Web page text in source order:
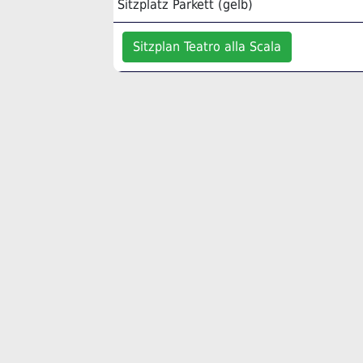
Sitzplatz Parkett (gelb)
Sitzplan Teatro alla Scala